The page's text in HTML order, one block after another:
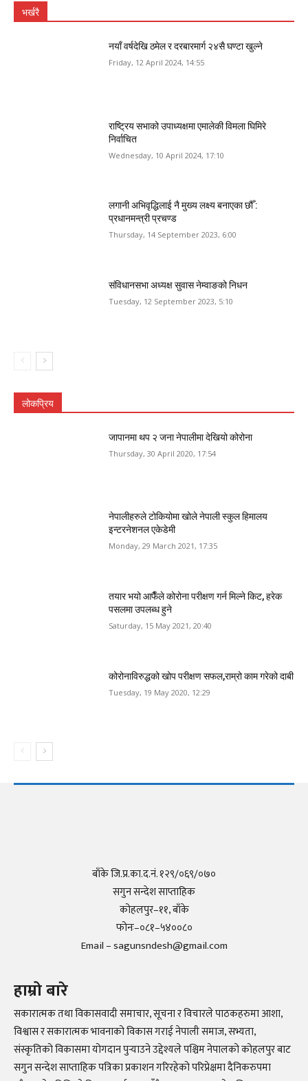
भर्खरै
नयाँ वर्षदेखि ठमेल र दरबारमार्ग २४सै घण्टा खुल्ने
Friday, 12 April 2024, 14:55
राष्ट्रिय सभाको उपाध्यक्षमा एमालेकी विमला घिमिरे
निर्वाचित
Wednesday, 10 April 2024, 17:10
लगानी अभिवृद्धिलाई नै मुख्य लक्ष्य बनाएका छौँ :
प्रधानमन्त्री प्रचण्ड
Thursday, 14 September 2023, 6:00
संविधानसभा अध्यक्ष सुवास नेम्वाङको निधन
Tuesday, 12 September 2023, 5:10
लोकप्रिय
जापानमा थप २ जना नेपालीमा देखियो कोरोना
Thursday, 30 April 2020, 17:54
नेपालीहरुले टोकियोमा खोले नेपाली स्कुल हिमालय
इन्टरनेशनल एकेडेमी
Monday, 29 March 2021, 17:35
तयार भयो आफैँले कोरोना परीक्षण गर्न मिल्ने किट, हरेक
पसलमा उपलब्ध हुने
Saturday, 15 May 2021, 20:40
कोरोनाविरुद्धको खोप परीक्षण सफल,राम्रो काम गरेको दाबी
Tuesday, 19 May 2020, 12:29
बाँके जि.प्र.का.द.नं. १२९/०६९/०७०
सगुन सन्देश साप्ताहिक
कोहलपुर–११, बाँके
फोनः–०८१–५४००८०
Email – sagunsndesh@gmail.com
हाम्रो बारे
सकारात्मक तथा विकासवादी समाचार, सूचना र विचारले पाठकहरुमा आशा,
विश्वास र सकारात्मक भावनाको विकास गराई नेपाली समाज, सभ्यता,
संस्कृतिको विकासमा योगदान पुर्‍याउने उद्देश्यले पश्चिम नेपालको कोहलपुर बाट
सगुन सन्देश साप्ताहिक पत्रिका प्रकाशन गरिरहेको परिप्रेक्षमा दैनिकरुपमा